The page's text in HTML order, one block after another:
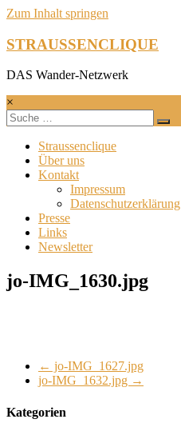
Zum Inhalt springen
STRAUSSENCLIQUE
DAS Wander-Netzwerk
×
Straussenclique
Über uns
Kontakt
Impressum
Datenschutzerklärung
Presse
Links
Newsletter
jo-IMG_1630.jpg
← jo-IMG_1627.jpg
jo-IMG_1632.jpg →
Kategorien